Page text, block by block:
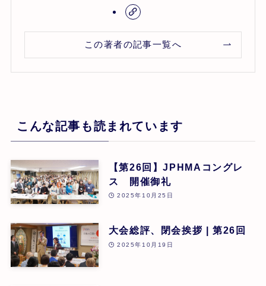
この著者の記事一覧へ
こんな記事も読まれています
【第26回】JPHMAコングレ
ス 開催御礼
2025年10月25日
大会総評、閉会挨拶 | 第26回
2025年10月19日